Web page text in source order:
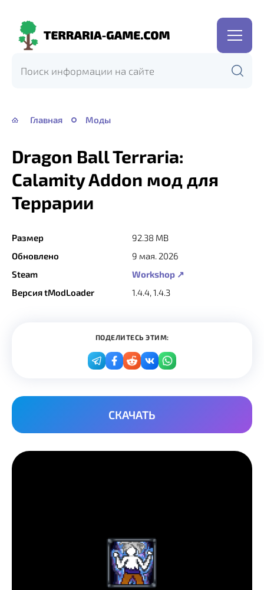
Terraria-
Главная Моды
Dragon Ball Terraria:
Calamity Addon мод для
Террарии
Размер
92.38 MB
Обновлено
9 мая. 2026
Steam
Workshop ↗
Версия tModLoader
1.4.4, 1.4.3
ПОДЕЛИТЕСЬ ЭТИМ:
СКАЧАТЬ